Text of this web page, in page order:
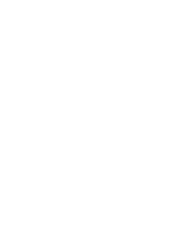
на диван 160 см
дивана